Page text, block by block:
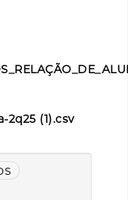
2q25 (1).csv